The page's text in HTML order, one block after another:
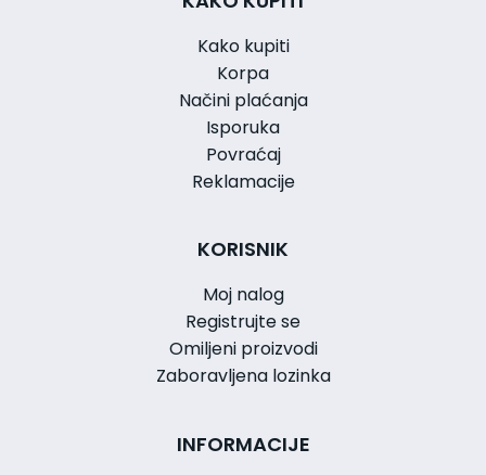
Kako kupiti
Korpa
Načini plaćanja
Isporuka
Povraćaj
Reklamacije
KORISNIK
Moj nalog
Registrujte se
Omiljeni proizvodi
Zaboravljena lozinka
INFORMACIJE